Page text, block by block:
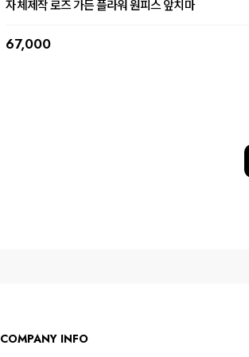
자체제작 로즈 가든 플라워 원피스 앞치마
67,000
COMPANY INFO